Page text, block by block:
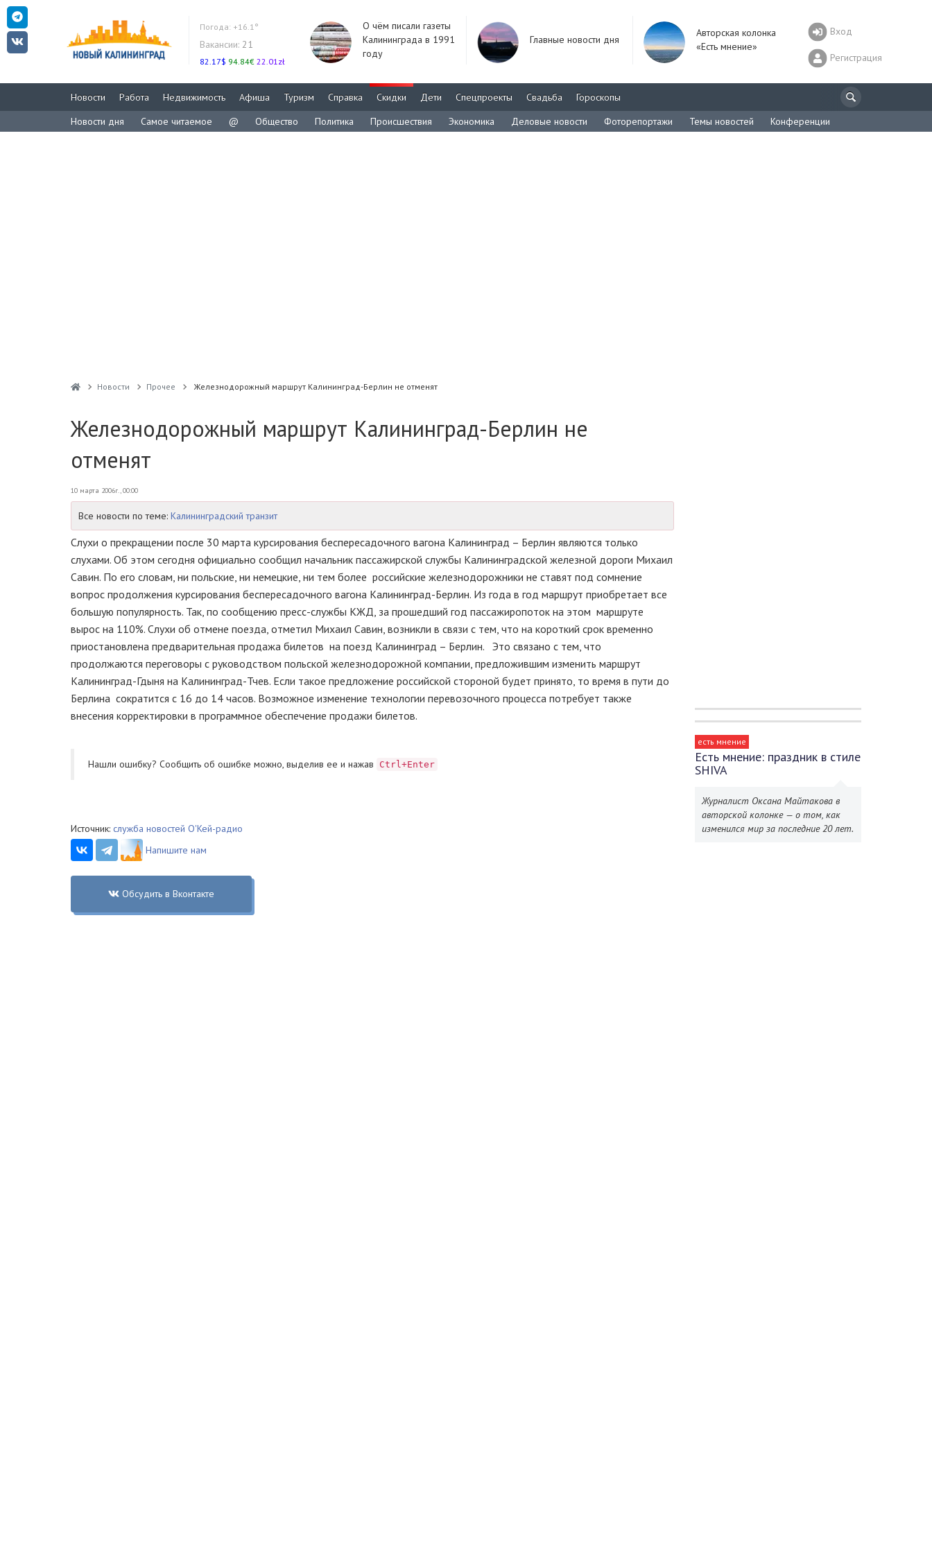
Погода: +16.1°
Вакансии: 21
82.17$ 94.84€ 22.01zł
О чём писали газеты
Калининграда в 1991
году
Главные новости дня
Авторская колонка
«Есть мнение»
Вход
Регистрация
Новости Работа Недвижимость Афиша Туризм Справка Скидки Дети Спецпроекты Свадьба
Гороскопы
Новости дня
Самое читаемое @ Общество Политика Происшествия Экономика Деловые новости Фоторепортажи Темы новостей Конференции
Новости Прочее Железнодорожный маршрут Калининград-Берлин не отменят
Железнодорожный маршрут Калининград-Берлин не
отменят
10 марта 2006г., 00:00
Все новости по теме: Калининградский транзит
Слухи о прекращении после 30 марта курсирования беспересадочного вагона Калининград – Берлин являются только
слухами. Об этом сегодня официально сообщил начальник пассажирской службы Калининградской железной дороги Михаил
Савин. По его словам, ни польские, ни немецкие, ни тем более российские железнодорожники не ставят под сомнение
вопрос продолжения курсирования беспересадочного вагона Калининград-Берлин. Из года в год маршрут приобретает все
большую популярность. Так, по сообщению пресс-службы КЖД, за прошедший год пассажиропоток на этом маршруте
вырос на 110%. Слухи об отмене поезда, отметил Михаил Савин, возникли в связи с тем, что на короткий срок временно
приостановлена предварительная продажа билетов на поезд Калининград – Берлин. Это связано с тем, что
продолжаются переговоры с руководством польской железнодорожной компании, предложившим изменить маршрут
Калининград-Гдыня на Калининград-Тчев. Если такое предложение российской стороной будет принято, то время в пути до
Берлина сократится с 16 до 14 часов. Возможное изменение технологии перевозочного процесса потребует также
внесения корректировки в программное обеспечение продажи билетов.
Нашли ошибку? Cообщить об ошибке можно, выделив ее и нажав Ctrl+Enter
Источник: служба новостей О'Кей-радио
Напишите нам
Обсудить в Вконтакте
есть мнение
Есть мнение: праздник в стиле
SHIVA
Журналист Оксана Майтакова в
авторской колонке — о том, как
изменился мир за последние 20 лет.